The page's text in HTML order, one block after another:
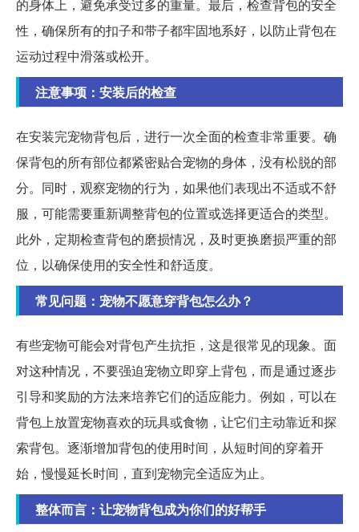
的身体上，避免承受过多的重量。最后，检查背包的安全
性，确保所有的扣子和带子都牢固地系好，以防止背包在
运动过程中滑落或松开。
注意事项：安装后的检查
在安装完宠物背包后，进行一次全面的检查非常重要。确
保背包的所有部位都紧密贴合宠物的身体，没有松脱的部
分。同时，观察宠物的行为，如果他们表现出不适或不舒
服，可能需要重新调整背包的位置或选择更适合的类型。
此外，定期检查背包的磨损情况，及时更换磨损严重的部
位，以确保使用的安全性和舒适度。
常见问题：宠物不愿意穿背包怎么办？
有些宠物可能会对背包产生抗拒，这是很常见的现象。面
对这种情况，不要强迫宠物立即穿上背包，而是通过逐步
引导和奖励的方法来培养它们的适应能力。例如，可以在
背包上放置宠物喜欢的玩具或食物，让它们主动靠近和探
索背包。逐渐增加背包的使用时间，从短时间的穿着开
始，慢慢延长时间，直到宠物完全适应为止。
整体而言：让宠物背包成为你们的好帮手